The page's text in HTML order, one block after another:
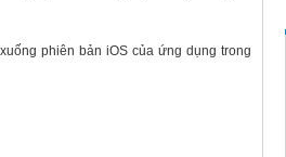
phiên bản iOS của ứng dụng trong